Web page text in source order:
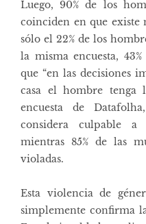
Luego, 90% de los
coinciden en que existe
sólo el 22% de los
la misma encuesta,
que “en las decisiones
casa el hombre tenga
encuesta de
considera culpable
mientras 85% de las
violadas.
Esta violencia de
simplemente confirma